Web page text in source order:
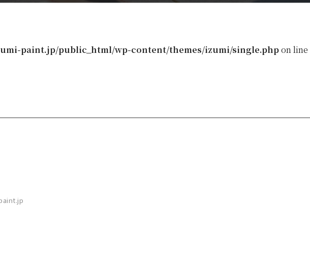
paint.jp/public_html/wp-content/themes/izumi/single.phpon line